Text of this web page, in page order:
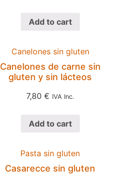
Add to cart
Canelones sin gluten
Canelones de carne sin
gluten y sin lácteos
7,80 € IVA Inc.
Add to cart
Pasta sin gluten
Casarecce sin gluten